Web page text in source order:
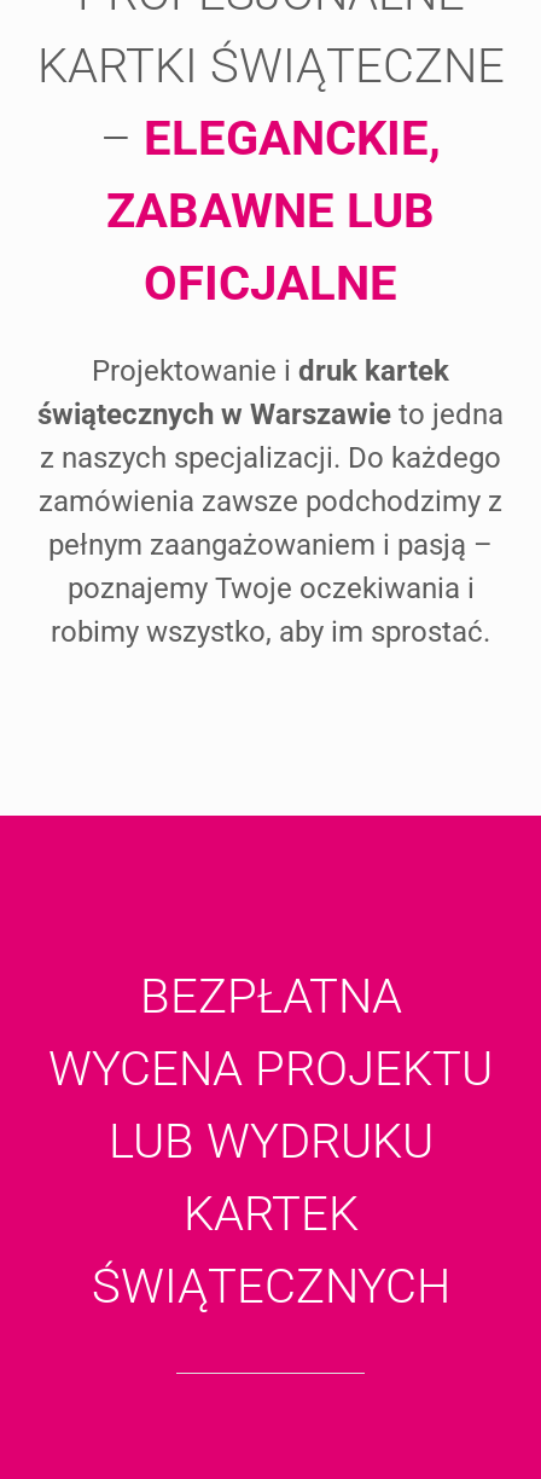
KARTKI ŚWIĄTECZNE
– ELEGANCKIE,
ZABAWNE LUB
OFICJALNE
Projektowanie i druk kartek
świątecznych w Warszawie to jedna
z naszych specjalizacji. Do każdego
zamówienia zawsze podchodzimy z
pełnym zaangażowaniem i pasją –
poznajemy Twoje oczekiwania i
robimy wszystko, aby im sprostać.
BEZPŁATNA
WYCENA PROJEKTU
LUB WYDRUKU
KARTEK
ŚWIĄTECZNYCH